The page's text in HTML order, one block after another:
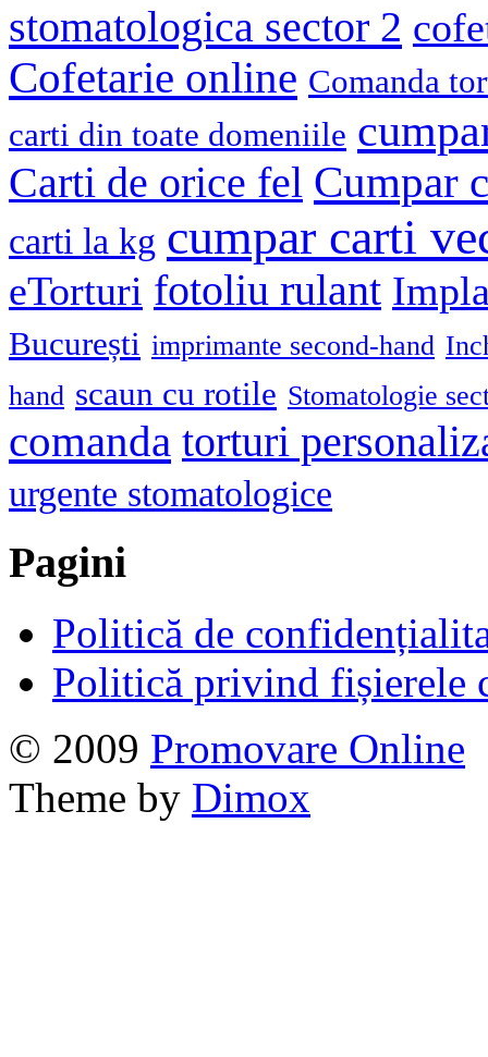
stomatologica sector 2
Cofetarie online Comanda
carti din toate domeniile
Carti de orice fel Cumpar
carti la kg cumpar carti
eTorturi fotoliu rulant
București imprimante second-hand
hand scaun cu rotile Stomatologie
comanda torturi
urgente stomatologice
Pagini
Politică de
Politică privind fișierele
© 2009 Promovare Online
Theme by Dimox